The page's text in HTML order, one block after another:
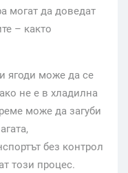
могат да доведат
– както
ягоди може да се
не е в хладилна
може да загуби
без контрол
този процес.